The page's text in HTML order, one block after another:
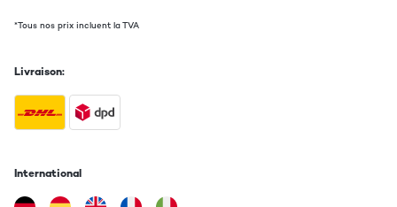
*Tous nos prix incluent la TVA
Livraison:
International